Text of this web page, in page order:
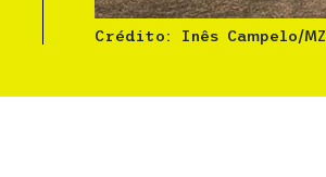
Crédito: Inês Campelo/MZ